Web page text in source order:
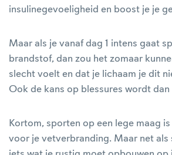
insulinegevoeligheid en boost je je
Maar als je vanaf dag 1 intens gaat
brandstof, dan zou het zomaar
slecht voelt en dat je lichaam je dit
Ook de kans op blessures wordt
Kortom, sporten op een lege maag
voor je vetverbranding. Maar net als